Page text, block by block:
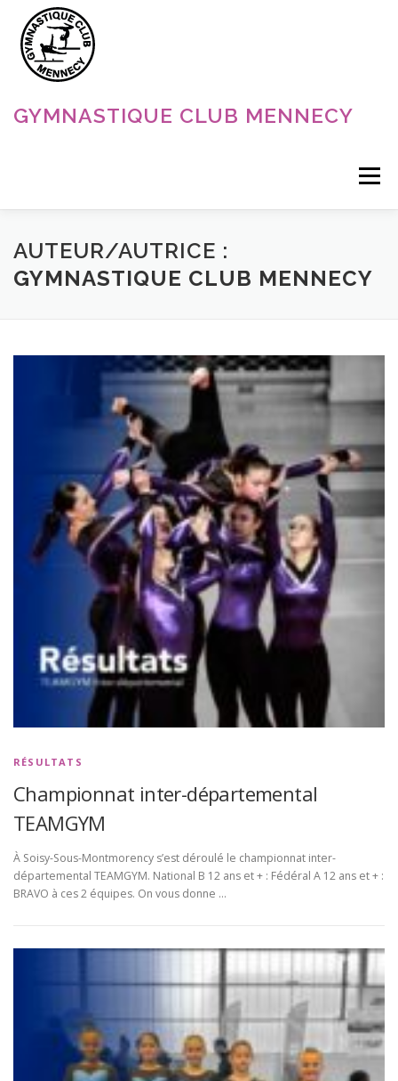
contenu
GYMNASTIQUE CLUB MENNECY
Menu
ACCUEIL NOS DISCIPLINES
AUTEUR/AUTRICE :
GYMNASTIQUE CLUB MENNECY
RÉSULTATS
Championnat inter-départemental
TEAMGYM
À Soisy-Sous-Montmorency s’est déroulé le championnat inter-
départemental TEAMGYM. National B 12 ans et + : Fédéral A 12 ans et + :
BRAVO à ces 2 équipes. On vous donne …